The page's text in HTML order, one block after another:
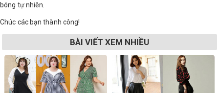
bóng tự nhiên.
Chúc các bạn thành công!
BÀI VIẾT XEM NHIỀU